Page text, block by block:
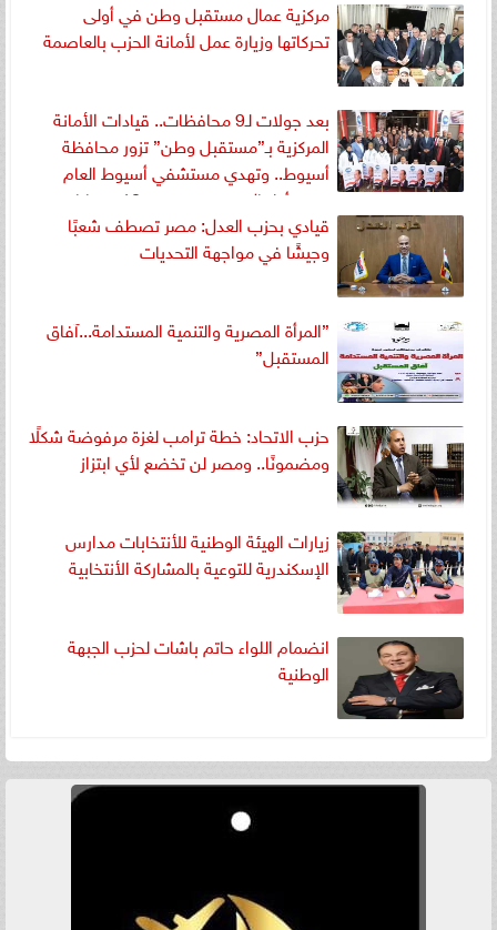
وابوحجازي ”
مركزية عمال مستقبل وطن في أولى
تحركاتها وزيارة عمل لأمانة الحزب بالعاصمة
بعد جولات لـ9 محافظات.. قيادات الأمانة
المركزية بـ”مستقبل وطن” تزور محافظة
أسيوط.. وتهدي مستشفي أسيوط العام
وحدة أطفال مبتسرين تضم 10 حضانات
و26 أخري مخصصة
قيادي بحزب العدل: مصر تصطف شعبًا
وجيشًا في مواجهة التحديات
”المرأة المصرية والتنمية المستدامة...آفاق
المستقبل”
حزب الاتحاد: خطة ترامب لغزة مرفوضة شكلًا
ومضمونًا.. ومصر لن تخضع لأي ابتزاز
زيارات الهيئة الوطنية للأنتخابات مدارس
الإسكندرية للتوعية بالمشاركة الأنتخابية
انضمام اللواء حاتم باشات لحزب الجبهة
الوطنية